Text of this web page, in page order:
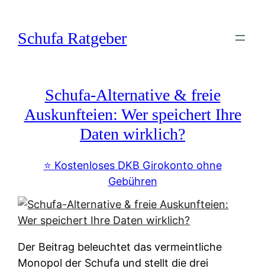
springen
Schufa Ratgeber
Schufa-Alternative & freie
Auskunfteien: Wer speichert Ihre
Daten wirklich?
⭐️ Kostenloses DKB Girokonto ohne
Gebühren
Der Beitrag beleuchtet das vermeintliche
Monopol der Schufa und stellt die drei